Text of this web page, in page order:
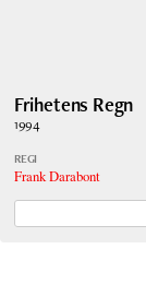
Frihetens Regn
1994
REGI
Frank Darabont